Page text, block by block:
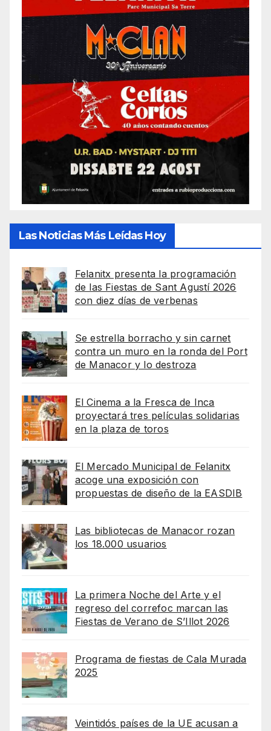
Las Noticias Más Leídas Hoy
Felanitx presenta la programación
de las Fiestas de Sant Agustí 2026
con diez días de verbenas
Se estrella borracho y sin carnet
contra un muro en la ronda del Port
de Manacor y lo destroza
El Cinema a la Fresca de Inca
proyectará tres películas solidarias
en la plaza de toros
El Mercado Municipal de Felanitx
acoge una exposición con
propuestas de diseño de la EASDIB
Las bibliotecas de Manacor rozan
los 18.000 usuarios
La primera Noche del Arte y el
regreso del correfoc marcan las
Fiestas de Verano de S’Illot 2026
Programa de fiestas de Cala Murada
2025
Veintidós países de la UE acusan a